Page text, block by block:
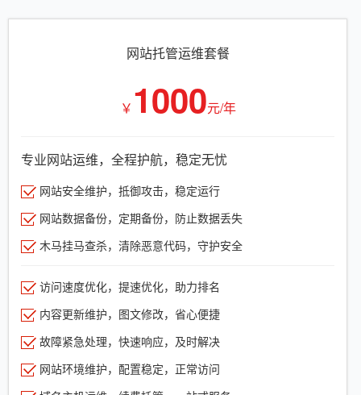
网站托管运维套餐
￥ 1000元/年
专业网站运维，全程护航，稳定无忧
网站安全维护，抵御攻击，稳定运行
网站数据备份，定期备份，防止数据丢失
木马挂马查杀，清除恶意代码，守护安全
访问速度优化，提速优化，助力排名
内容更新维护，图文修改，省心便捷
故障紧急处理，快速响应，及时解决
网站环境维护，配置稳定，正常访问